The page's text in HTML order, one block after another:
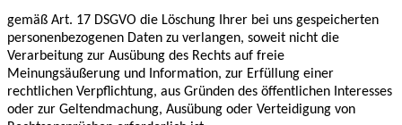
gemäß Art. 17 DSGVO die Löschung Ihrer bei uns gespeicherten
personenbezogenen Daten zu verlangen, soweit nicht die
Verarbeitung zur Ausübung des Rechts auf freie
Meinungsäußerung und Information, zur Erfüllung einer
rechtlichen Verpflichtung, aus Gründen des öffentlichen Interesses
oder zur Geltendmachung, Ausübung oder Verteidigung von